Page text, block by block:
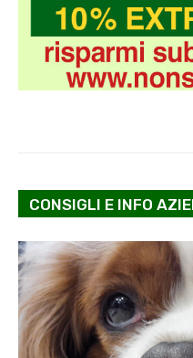
CONSIGLI E INFO